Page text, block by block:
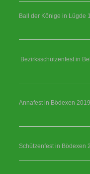
Ball der Könige in Lügde
Bezirksschützenfest in
Annafest in Bödexen 2019
Schützenfest in Bödexen